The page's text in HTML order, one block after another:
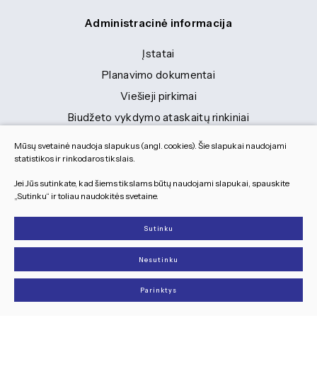
Administracinė informacija
Įstatai
Planavimo dokumentai
Viešieji pirkimai
Biudžeto vykdymo ataskaitų rinkiniai
Finansinių ataskaitų rinkiniai
Tranybiniai lengvieji automobiliai
Lėšos veiklai viešinti
Dokumentai
© 2026 Visos teisės saugomos
Slapukų parinktys
Duomenų apsauga
TEXUS
Mūsų svetainė naudoja slapukus (angl. cookies). Šie slapukai naudojami
statistikos ir rinkodaros tikslais.
Jei Jūs sutinkate, kad šiems tikslams būtų naudojami slapukai, spauskite
„Sutinku“ ir toliau naudokitės svetaine.
Sutinku
Nesutinku
Parinktys